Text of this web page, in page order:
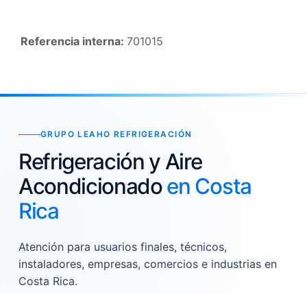
Referencia interna: 701015
GRUPO LEAHO REFRIGERACIÓN
Refrigeración y Aire
Acondicionadoen Costa
Rica
Atención para usuarios finales, técnicos,
instaladores, empresas, comercios e industrias en
Costa Rica.